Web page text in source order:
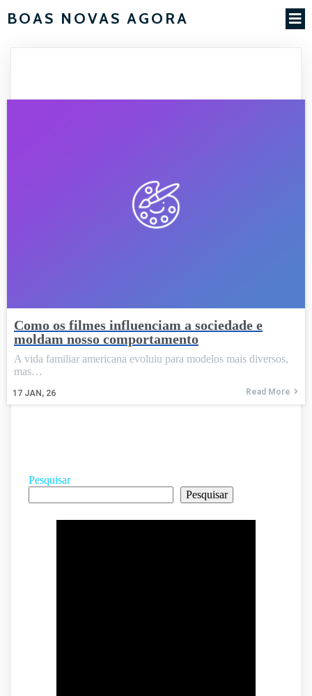
BOAS NOVAS AGORA
Como os filmes influenciam a sociedade e
moldam nosso comportamento
17 JAN, 26
A vida familiar americana evoluiu para modelos mais diversos,
mas…
Read More
Pesquisar
Pesquisar